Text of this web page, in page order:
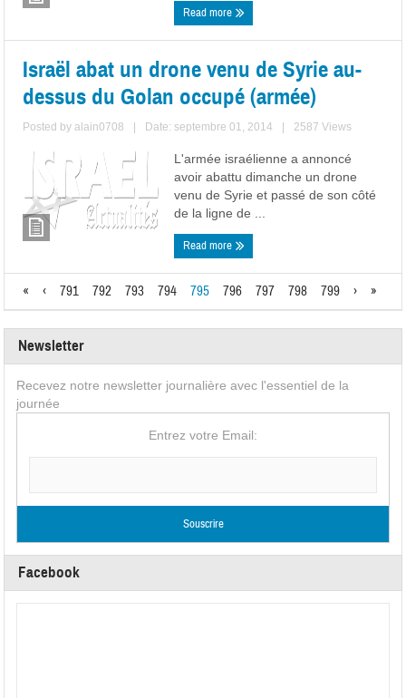
Read more
Israël abat un drone venu de Syrie au-
dessus du Golan occupé (armée)
Posted byalain0708 Date: septembre 01, 2014 2587 Views
L'armée israélienne a annoncé
avoir abattu dimanche un drone
venu de Syrie et passé de son côté
de la ligne de ...
Read more
« ‹ 791 792 793 794 795 796 797 798 799 › »
Newsletter
Recevez notre newsletter journalière avec l'essentiel de la
journée
Entrez votre Email:
Facebook